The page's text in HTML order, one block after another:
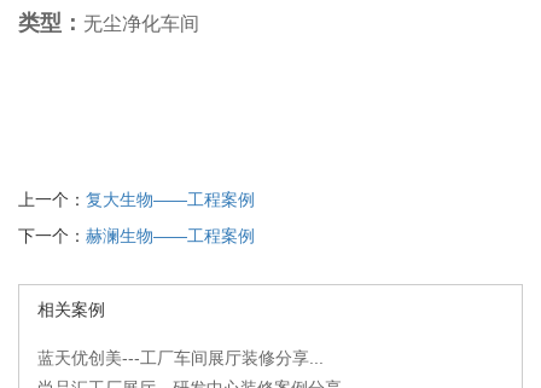
类型： 无尘净化车间
上一个： 复大生物——工程案例
下一个： 赫澜生物——工程案例
相关案例
蓝天优创美---工厂车间展厅装修分享...